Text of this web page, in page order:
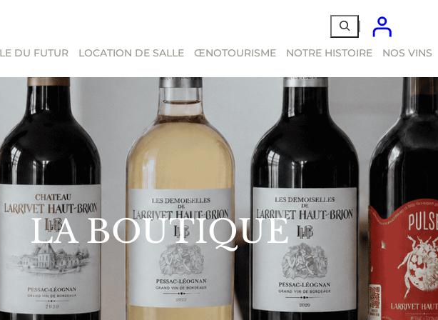
DU FUTUR LOCATION DE SALLE ŒNOTOURISME NOTRE HISTOIRE NOS VINS
LA BOUTIQUE